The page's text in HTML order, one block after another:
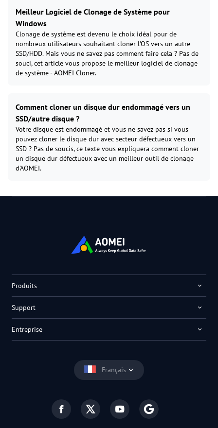
Meilleur Logiciel de Clonage de Système pour
Windows
Clonage de système est devenu le choix idéal pour de
nombreux utilisateurs souhaitant cloner l'OS vers un autre
SSD/HDD. Mais vous ne savez pas comment faire cela ? Pas de
souci, cet article vous propose le meilleur logiciel de clonage
de système - AOMEI Cloner.
Comment cloner un disque dur endommagé vers un
SSD/autre disque ?
Votre disque est endommagé et vous ne savez pas si vous
pouvez cloner le disque dur avec secteur défectueux vers un
SSD ? Pas de soucis, ce texte vous expliquera comment cloner
un disque dur défectueux avec un meilleur outil de clonage
d'AOMEI.
Français
Produits
Support
Entreprise